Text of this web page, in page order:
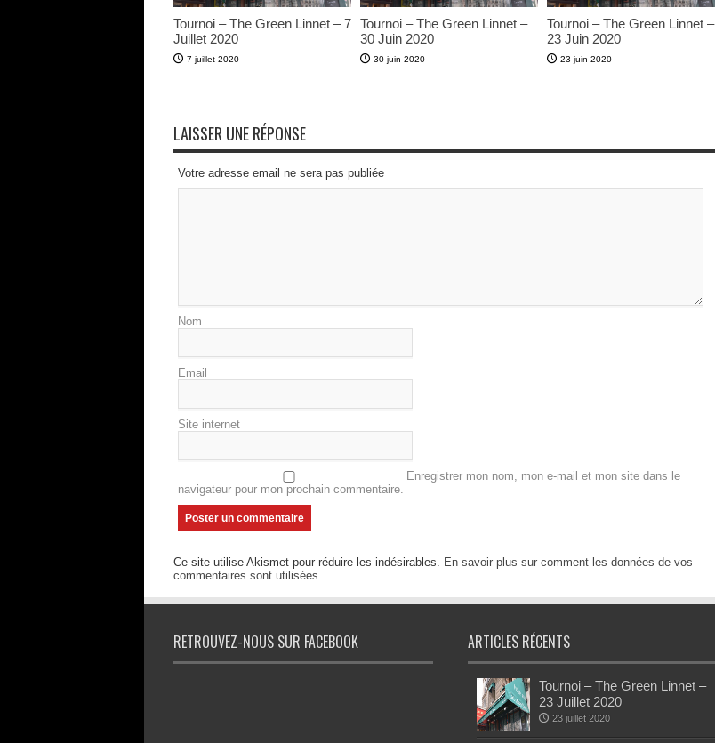
Tournoi – The Green Linnet – 7
Juillet 2020
7 juillet 2020
Tournoi – The Green Linnet –
30 Juin 2020
30 juin 2020
Tournoi – The Green Linnet –
23 Juin 2020
23 juin 2020
LAISSER UNE RÉPONSE
Votre adresse email ne sera pas publiée
Nom
Email
Site internet
Enregistrer mon nom, mon e-mail et mon site dans le
navigateur pour mon prochain commentaire.
Ce site utilise Akismet pour réduire les indésirables. En savoir plus sur comment les données de vos
commentaires sont utilisées.
RETROUVEZ-NOUS SUR FACEBOOK ARTICLES RÉCENTS
Tournoi – The Green Linnet –
23 Juillet 2020
23 juillet 2020